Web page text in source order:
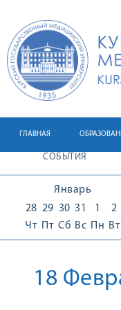
ГЛАВНАЯ
СОБЫТИЯ
Январь
28
Чт
29
Пт
30
Сб
31
Вс
1
Пн
2
Вт
18